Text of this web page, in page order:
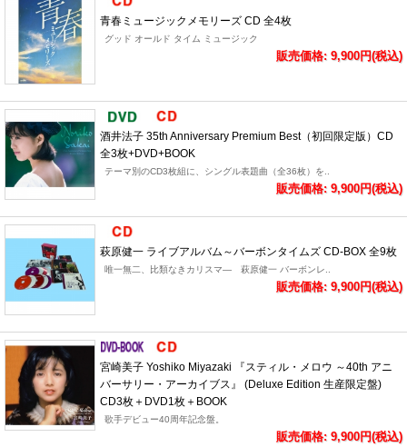
青春ミュージックメモリーズ CD 全4枚
グッド オールド タイム ミュージック
販売価格: 9,900円(税込)
酒井法子 35th Anniversary Premium Best（初回限定版）CD
全3枚+DVD+BOOK
テーマ別のCD3枚組に、シングル表題曲（全36枚）を..
販売価格: 9,900円(税込)
萩原健一 ライブアルバム～バーボンタイムズ CD-BOX 全9枚
唯一無二、比類なきカリスマ― 萩原健一 バーボンレ..
販売価格: 9,900円(税込)
宮崎美子 Yoshiko Miyazaki 『スティル・メロウ ～40th アニ
バーサリー・アーカイブス』 (Deluxe Edition 生産限定盤)
CD3枚＋DVD1枚＋BOOK
歌手デビュー40周年記念盤。
販売価格: 9,900円(税込)